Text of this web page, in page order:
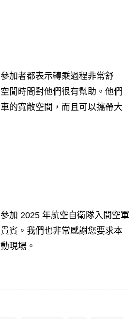
加者都表示轉乘過程非常舒
閒時間對他們很有幫助。他們
的寬敞空間，而且可以攜帶大
加 2025 年航空自衛隊入間空軍
賓。我們也非常感謝您要求本
現場。